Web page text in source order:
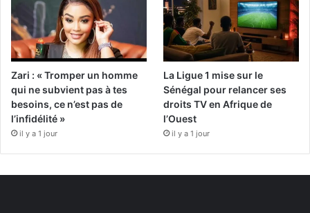
Zari : « Tromper un homme
qui ne subvient pas à tes
besoins, ce n’est pas de
l’infidélité »
il y a 1 jour
La Ligue 1 mise sur le
Sénégal pour relancer ses
droits TV en Afrique de
l’Ouest
il y a 1 jour